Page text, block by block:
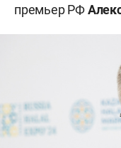
премьер РФ